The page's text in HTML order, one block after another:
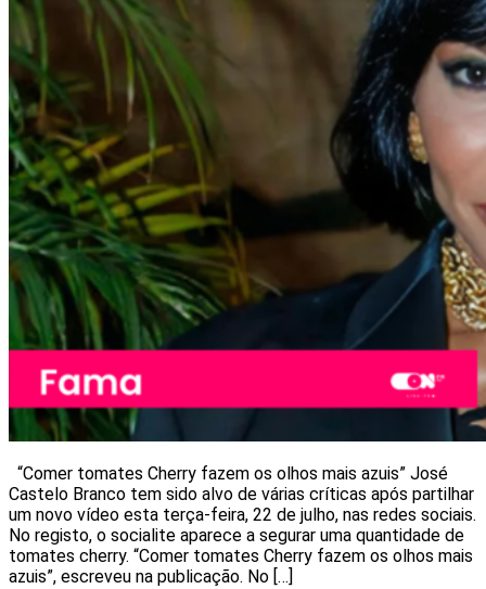
“Comer tomates Cherry fazem os olhos mais azuis” José
Castelo Branco tem sido alvo de várias críticas após partilhar
um novo vídeo esta terça-feira, 22 de julho, nas redes sociais.
No registo, o socialite aparece a segurar uma quantidade de
tomates cherry. “Comer tomates Cherry fazem os olhos mais
azuis”, escreveu na publicação. No […]